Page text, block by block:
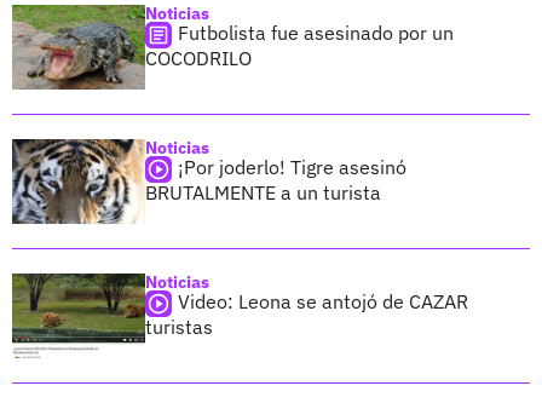
Noticias
Futbolista fue asesinado por un
COCODRILO
Noticias
¡Por joderlo! Tigre asesinó
BRUTALMENTE a un turista
Noticias
Video: Leona se antojó de CAZAR
turistas